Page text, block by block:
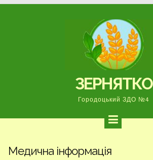
ЗЕРНЯТКО
Городоцький ЗДО №4
Медична інформація